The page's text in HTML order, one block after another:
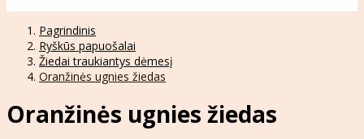
Pagrindinis
Ryškūs papuošalai
Žiedai traukiantys dėmesį
Oranžinės ugnies žiedas
Oranžinės ugnies žiedas